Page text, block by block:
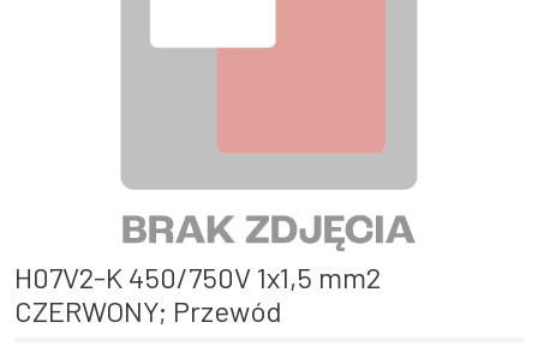
H07V2-K 450/750V 1x1,5 mm2
CZERWONY; Przewód